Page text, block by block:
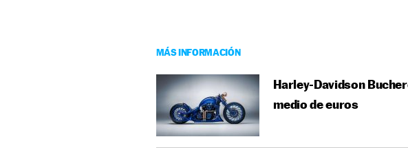
MÁS INFORMACIÓN
Harley-Davidson
medio de euros